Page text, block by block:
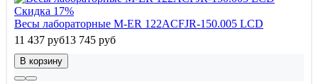
Скидка 17%
Весы лабораторные M-ER 122АCFJR-150.005 LСD
11 437 руб13 745 руб
В корзину